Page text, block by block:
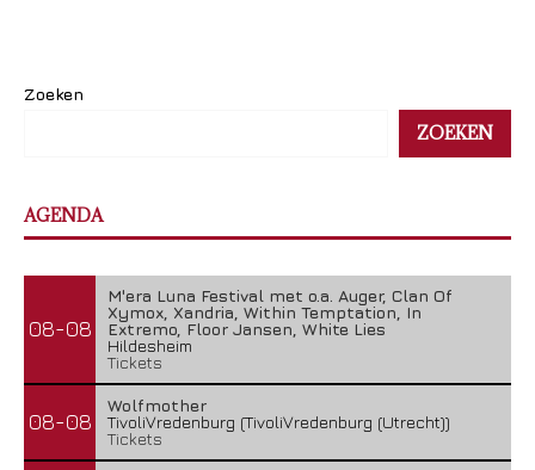
Zoeken
ZOEKEN
AGENDA
08-08
M'era Luna Festival met o.a. Auger, Clan Of
Xymox, Xandria, Within Temptation, In
Extremo, Floor Jansen, White Lies
Hildesheim
Tickets
08-08
Wolfmother
TivoliVredenburg (TivoliVredenburg (Utrecht))
Tickets